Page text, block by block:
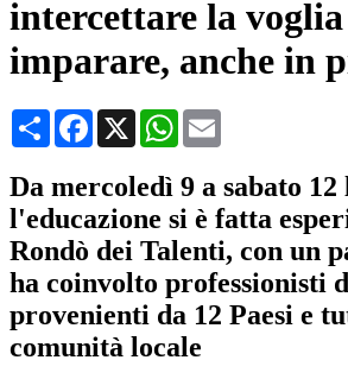
intercettare la
imparare, anche in
CondividiFacebook
X WhatsApp
Da mercoledì 9 a sabato
l'educazione si è fatta
Rondò dei Talenti, con un
ha coinvolto professionisti
provenienti da 12 Paesi e
comunità locale